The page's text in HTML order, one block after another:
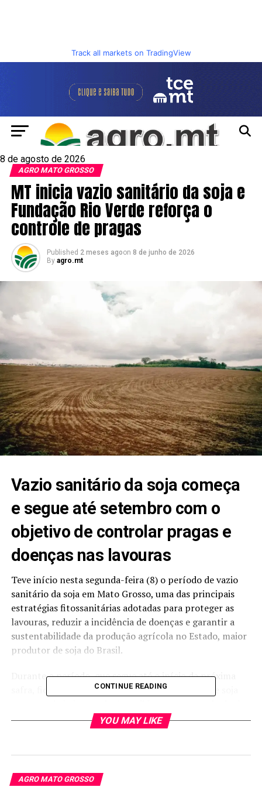
Track all markets on TradingView
8 de agosto de 2026
AGRO MATO GROSSO
MT inicia vazio sanitário da soja e
Fundação Rio Verde reforça o
controle de pragas
Published 2 meses agoon 8 de junho de 2026
By agro.mt
Vazio sanitário da soja começa
e segue até setembro com o
objetivo de controlar pragas e
doenças nas lavouras
Teve início nesta segunda-feira (8) o período de vazio
sanitário da soja em Mato Grosso, uma das principais
estratégias fitossanitárias adotadas para proteger as
lavouras, reduzir a incidência de doenças e garantir a
sustentabilidade da produção agrícola no Estado, maior
produtor de soja do Brasil.
Durante o período, que segue até o início da próxima
safra, fica proibida a presença de plantas vivas de soja
objetivo interromper o ciclo de sobrevivência e
multiplicação de pragas e patógenos, especialmente da
prejuízos econômicos aos produtores.
CONTINUE READING
YOU MAY LIKE
AGRO MATO GROSSO